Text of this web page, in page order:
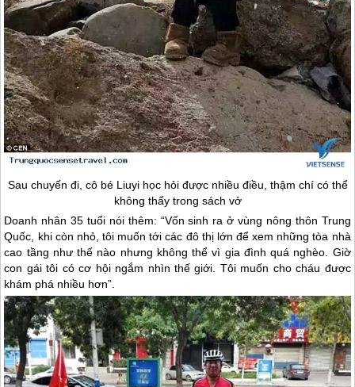
Sau chuyến đi, cô bé Liuyi học hỏi được nhiều điều, thậm chí có thể
không thấy trong sách vở
Doanh nhân 35 tuổi nói thêm: “Vốn sinh ra ở vùng nông thôn Trung
Quốc , khi còn nhỏ, tôi muốn tới các đô thị lớn để xem những tòa nhà
cao tầng như thế nào nhưng không thể vì gia đình quá nghèo. Giờ
con gái tôi có cơ hội ngắm nhìn thế giới. Tôi muốn cho cháu được
khám phá nhiều hơn”.